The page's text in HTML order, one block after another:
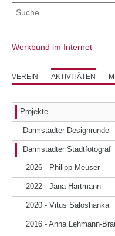
Werkbund im Internet
VEREIN AKTIVITÄTEN
Projekte
Darmstädter Designrunde
Darmstädter Stadtfotograf
2026 - Philipp Meuser
2022 - Jana Hartmann
2020 - Vitus Saloshanka
2016 - Anna Lehmann-